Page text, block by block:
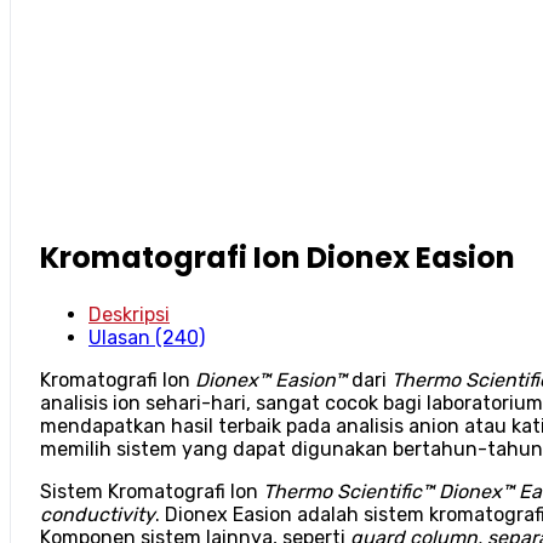
Kromatografi Ion Dionex Easion
Deskripsi
Ulasan (240)
Kromatografi Ion Dionex™ Easion™dari Thermo
analisis ion sehari-hari, sangat cocok bagi
mendapatkan hasil terbaik pada analisis anion atau
memilih sistem yang dapat digunakan bertahun-
Sistem Kromatografi Ion Thermo Scientific™ Dionex™
conductivity. Dionex Easion adalah sistem
Komponen sistem lainnya, seperti guard column,